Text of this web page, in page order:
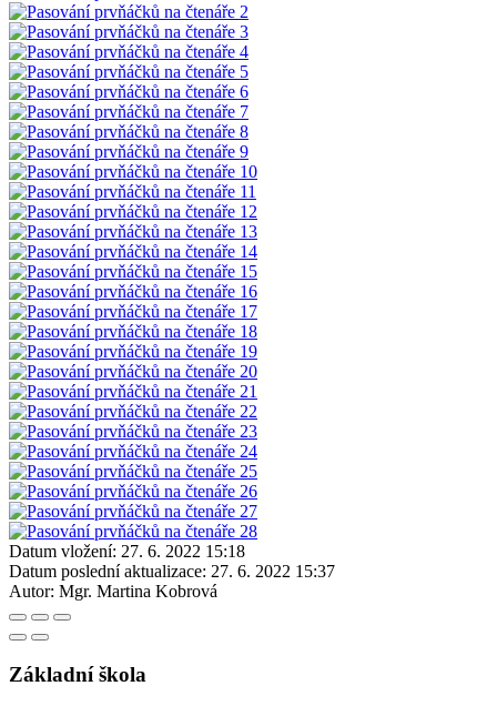
Datum vložení: 27. 6. 2022 15:18
Datum poslední aktualizace: 27. 6. 2022 15:37
Autor: Mgr. Martina Kobrová
Základní škola